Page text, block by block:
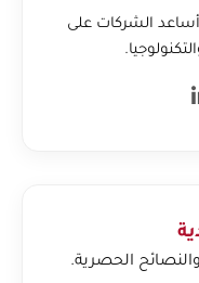
الشركات على
الحصرية.